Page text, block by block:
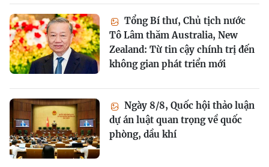
Tổng Bí thư, Chủ tịch nước
Tô Lâm thăm Australia, New
Zealand: Từ tin cậy chính trị đến
không gian phát triển mới
Ngày 8/8, Quốc hội thảo luận
dự án luật quan trọng về quốc
phòng, dầu khí